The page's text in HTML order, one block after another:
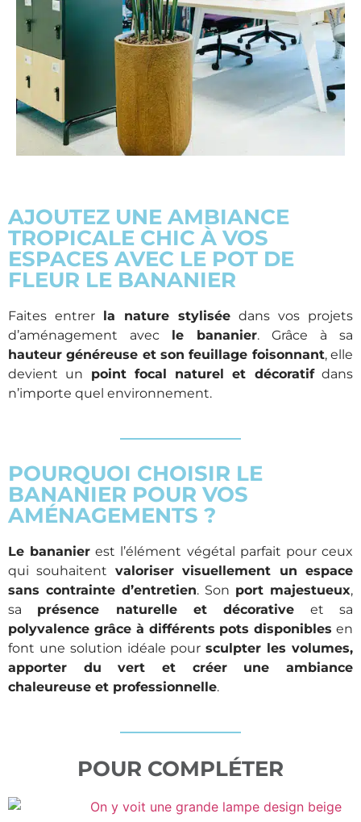
AJOUTEZ UNE AMBIANCE
TROPICALE CHIC À VOS
ESPACES AVEC LE POT DE
FLEUR LE BANANIER
Faites entrer la nature stylisée dans vos projets
d’aménagement avec le bananier. Grâce à sa
hauteur généreuse et son feuillage foisonnant, elle
devient un point focal naturel et décoratifdans
n’importe quel environnement.
POURQUOI CHOISIR LE
BANANIER POUR VOS
AMÉNAGEMENTS ?
Le bananier est l’élément végétal parfait pour ceux
qui souhaitent valoriser visuellement un espace
sans contrainte d’entretien. Son port majestueux,
sa présence naturelle et décorative et sa
polyvalence grâce à différents pots disponibles en
font une solution idéale poursculpter les volumes,
apporter du vert et créer une ambiance
chaleureuse et professionnelle.
POUR COMPLÉTER